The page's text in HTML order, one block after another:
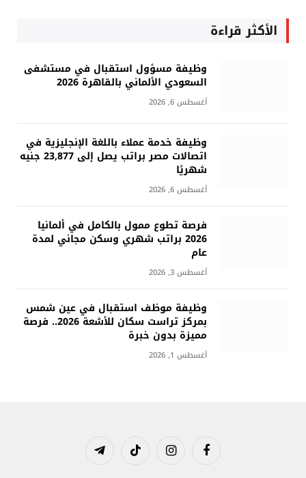
الأكثر قراءة
وظيفة مسؤول استقبال في مستشفى
السعودي الألماني بالقاهرة 2026
أغسطس 6, 2026
وظيفة خدمة عملاء باللغة الإنجليزية في
اتصالات مصر براتب يصل إلى 23,877 جنيه
شهريًا
أغسطس 6, 2026
فرصة تطوع ممول بالكامل في ألمانيا
2026 براتب شهري وسكن مجاني لمدة
عام
أغسطس 3, 2026
وظيفة موظف استقبال في عين شمس
بمركز تراست سكان للأشعة 2026.. فرصة
مميزة بدون خبرة
أغسطس 1, 2026
فيسبوك الانستغرامتيكتوك تيلقرام